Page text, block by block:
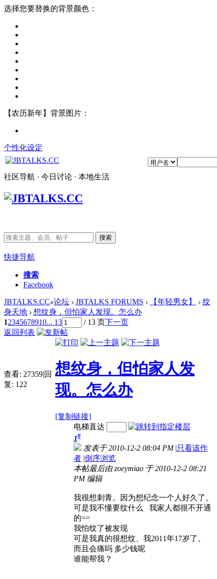
选择您要替换的背景颜色：
【农历新年】背景图片：
个性化设定
社区导航 · 今日讨论 · 本地生活
搜索
快捷导航
搜索
Facebook
JBTALKS.CC»论坛 › JBTALKS FORUMS › 【年轻男女】 › 纹
身天地 › 想纹身，但怕家人发现。怎么办
12345678910... 13 / 13 页下一页
返回列表
查看: 27359|回
复: 122
想纹身，但怕家人发
现。怎么办
[复制链接]
电梯直达
1#
发表于 2010-12-2 08:04 PM |只看该作
者 |倒序浏览
本帖最后由 zoeymiao 于 2010-12-2 08:21
PM 编辑
我很想刺青。因为想纪念一个人好久了。
可是我不懂要纹什么 我家人都很不开通
的==
我怕纹了被发现
可是我真的很想纹、我2011年17岁了。
而且会痛吗 多少钱呢
谁能帮我？